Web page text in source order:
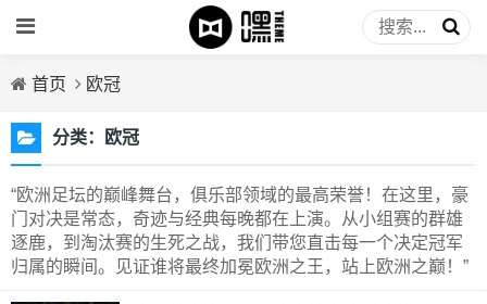
首页 欧冠
分类： 欧冠
“欧洲足坛的巅峰舞台，俱乐部领域的最高荣誉！在这里，豪
门对决是常态，奇迹与经典每晚都在上演。从小组赛的群雄
逐鹿，到淘汰赛的生死之战，我们带您直击每一个决定冠军
归属的瞬间。见证谁将最终加冕欧洲之王，站上欧洲之巅！”